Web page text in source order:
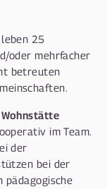
25
oder mehrfacher
betreuten
Wohnstätte
im Team.
der
bei der